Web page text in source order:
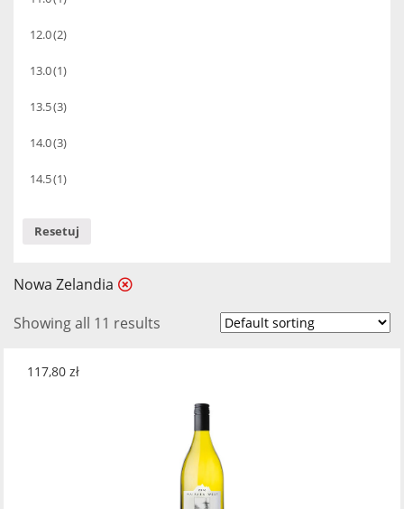
12.0(2)
13.0(1)
13.5(3)
14.0(3)
14.5(1)
Resetuj
Nowa Zelandia
Showing all 11 results
117,80 zł